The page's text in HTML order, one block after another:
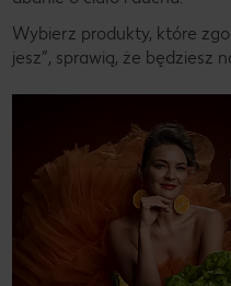
Wybierz produkty, które
jesz”, sprawią, że będziesz